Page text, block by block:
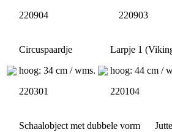
220904
220903
Circuspaardje
hoog: 34 cm / wms.
220301
Larpje 1
hoog: 44 cm /
220104
Schaalobject met dubbele vorm